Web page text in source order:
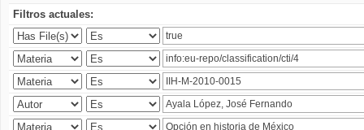
Filtros actuales: